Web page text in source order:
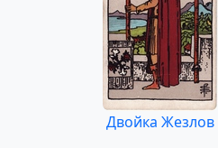
Двойка Жезлов